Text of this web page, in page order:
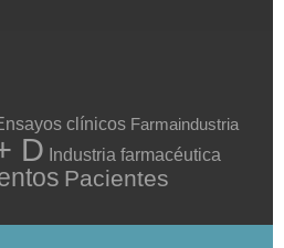
clínicos Farmaindustria
D Industria farmacéutica
Pacientes